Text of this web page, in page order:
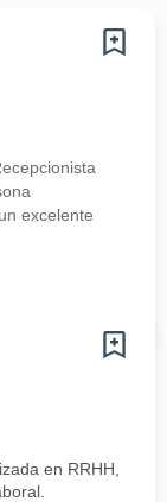
excelente
en RRHH,